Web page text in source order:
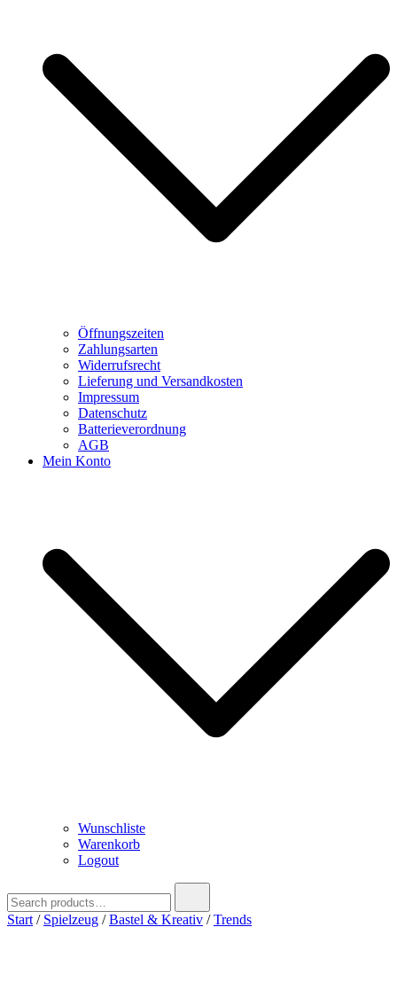
Öffnungszeiten
Zahlungsarten
Widerrufsrecht
Lieferung und Versandkosten
Impressum
Datenschutz
Batterieverordnung
AGB
Mein Konto
Wunschliste
Warenkorb
Logout
for:
Start / Spielzeug /Bastel & Kreativ /Trends